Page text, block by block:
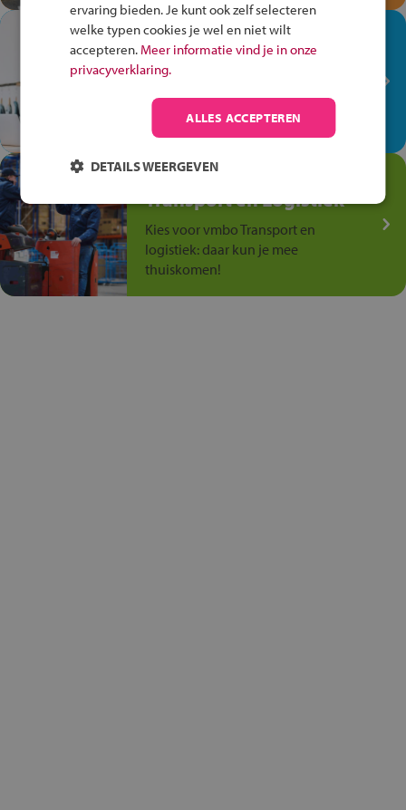
In de winkel ben je op je
plek!
op de winkelvloer, waar elke dag
anders is!
Jouw talent in de
Transport en Logistiek
Kies voor vmbo Transport en
logistiek: daar kun je mee
thuiskomen!
ervaring bieden. Je kunt ook zelf selecteren
welke typen cookies je wel en niet wilt
accepteren. Meer informatie vind je in onze
privacyverklaring.
ALLES ACCEPTEREN
DETAILS WEERGEVEN